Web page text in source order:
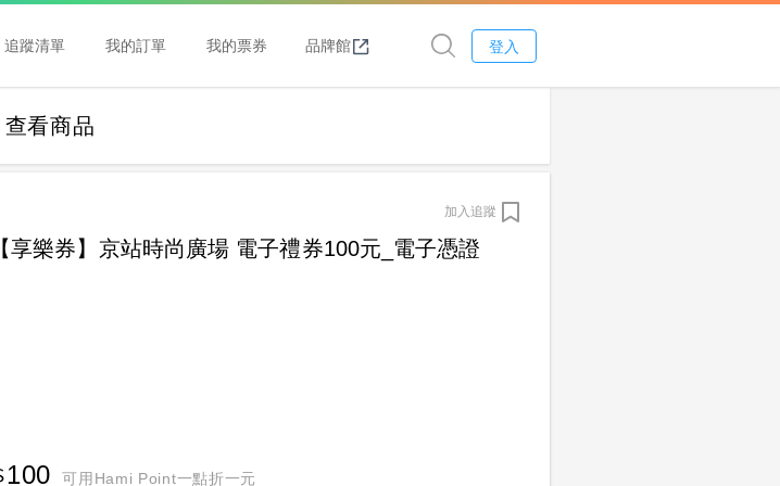
追蹤清單 我的訂單 我的票券 品牌館 登入
查看商品
加入追蹤
【享樂券】京站時尚廣場 電子禮券100元_電子憑證
100 可用Hami Point一點折一元